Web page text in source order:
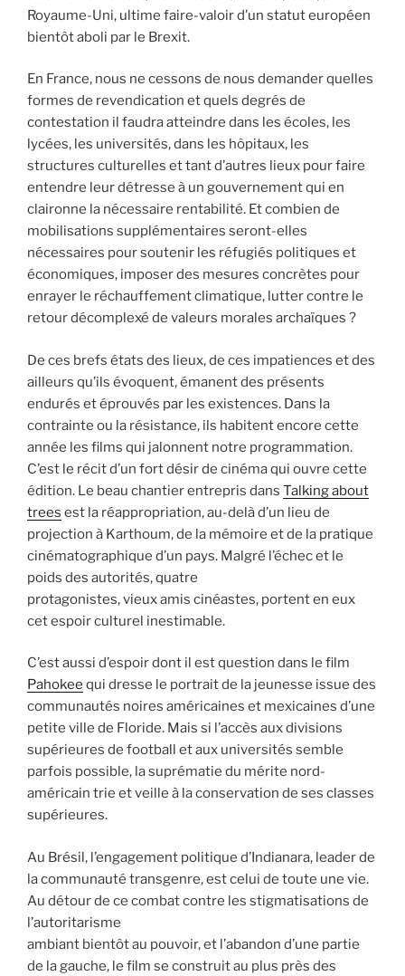
Royaume-Uni, ultime faire-valoir d’un statut européen
bientôt aboli par le Brexit.
En France, nous ne cessons de nous demander quelles
formes de revendication et quels degrés de
contestation il faudra atteindre dans les écoles, les
lycées, les universités, dans les hôpitaux, les
structures culturelles et tant d’autres lieux pour faire
entendre leur détresse à un gouvernement qui en
claironne la nécessaire rentabilité. Et combien de
mobilisations supplémentaires seront-elles
nécessaires pour soutenir les réfugiés politiques et
économiques, imposer des mesures concrètes pour
enrayer le réchauffement climatique, lutter contre le
retour décomplexé de valeurs morales archaïques ?
De ces brefs états des lieux, de ces impatiences et des
ailleurs qu’ils évoquent, émanent des présents
endurés et éprouvés par les existences. Dans la
contrainte ou la résistance, ils habitent encore cette
année les films qui jalonnent notre programmation.
C’est le récit d’un fort désir de cinéma qui ouvre cette
édition. Le beau chantier entrepris dans Talking about
trees est la réappropriation, au-delà d’un lieu de
projection à Karthoum, de la mémoire et de la pratique
cinématographique d’un pays. Malgré l’échec et le
poids des autorités, quatre
protagonistes, vieux amis cinéastes, portent en eux
cet espoir culturel inestimable.
C’est aussi d’espoir dont il est question dans le film
Pahokee qui dresse le portrait de la jeunesse issue des
communautés noires américaines et mexicaines d’une
petite ville de Floride. Mais si l’accès aux divisions
supérieures de football et aux universités semble
parfois possible, la suprématie du mérite nord-
américain trie et veille à la conservation de ses classes
supérieures.
Au Brésil, l’engagement politique d’Indianara, leader de
la communauté transgenre, est celui de toute une vie.
Au détour de ce combat contre les stigmatisations de
l’autoritarisme
ambiant bientôt au pouvoir, et l’abandon d’une partie
de la gauche, le film se construit au plus près des